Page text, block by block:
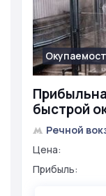
быстрой
Речной
Цена:
Прибыль: